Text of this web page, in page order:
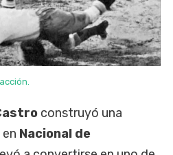
construyó una
Nacional de